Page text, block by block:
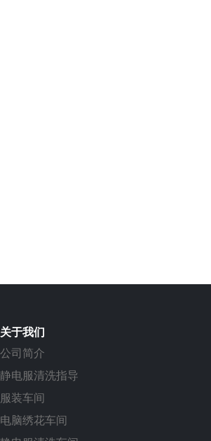
关于我们
公司简介
静电服清洗指导
服装车间
电脑绣花车间